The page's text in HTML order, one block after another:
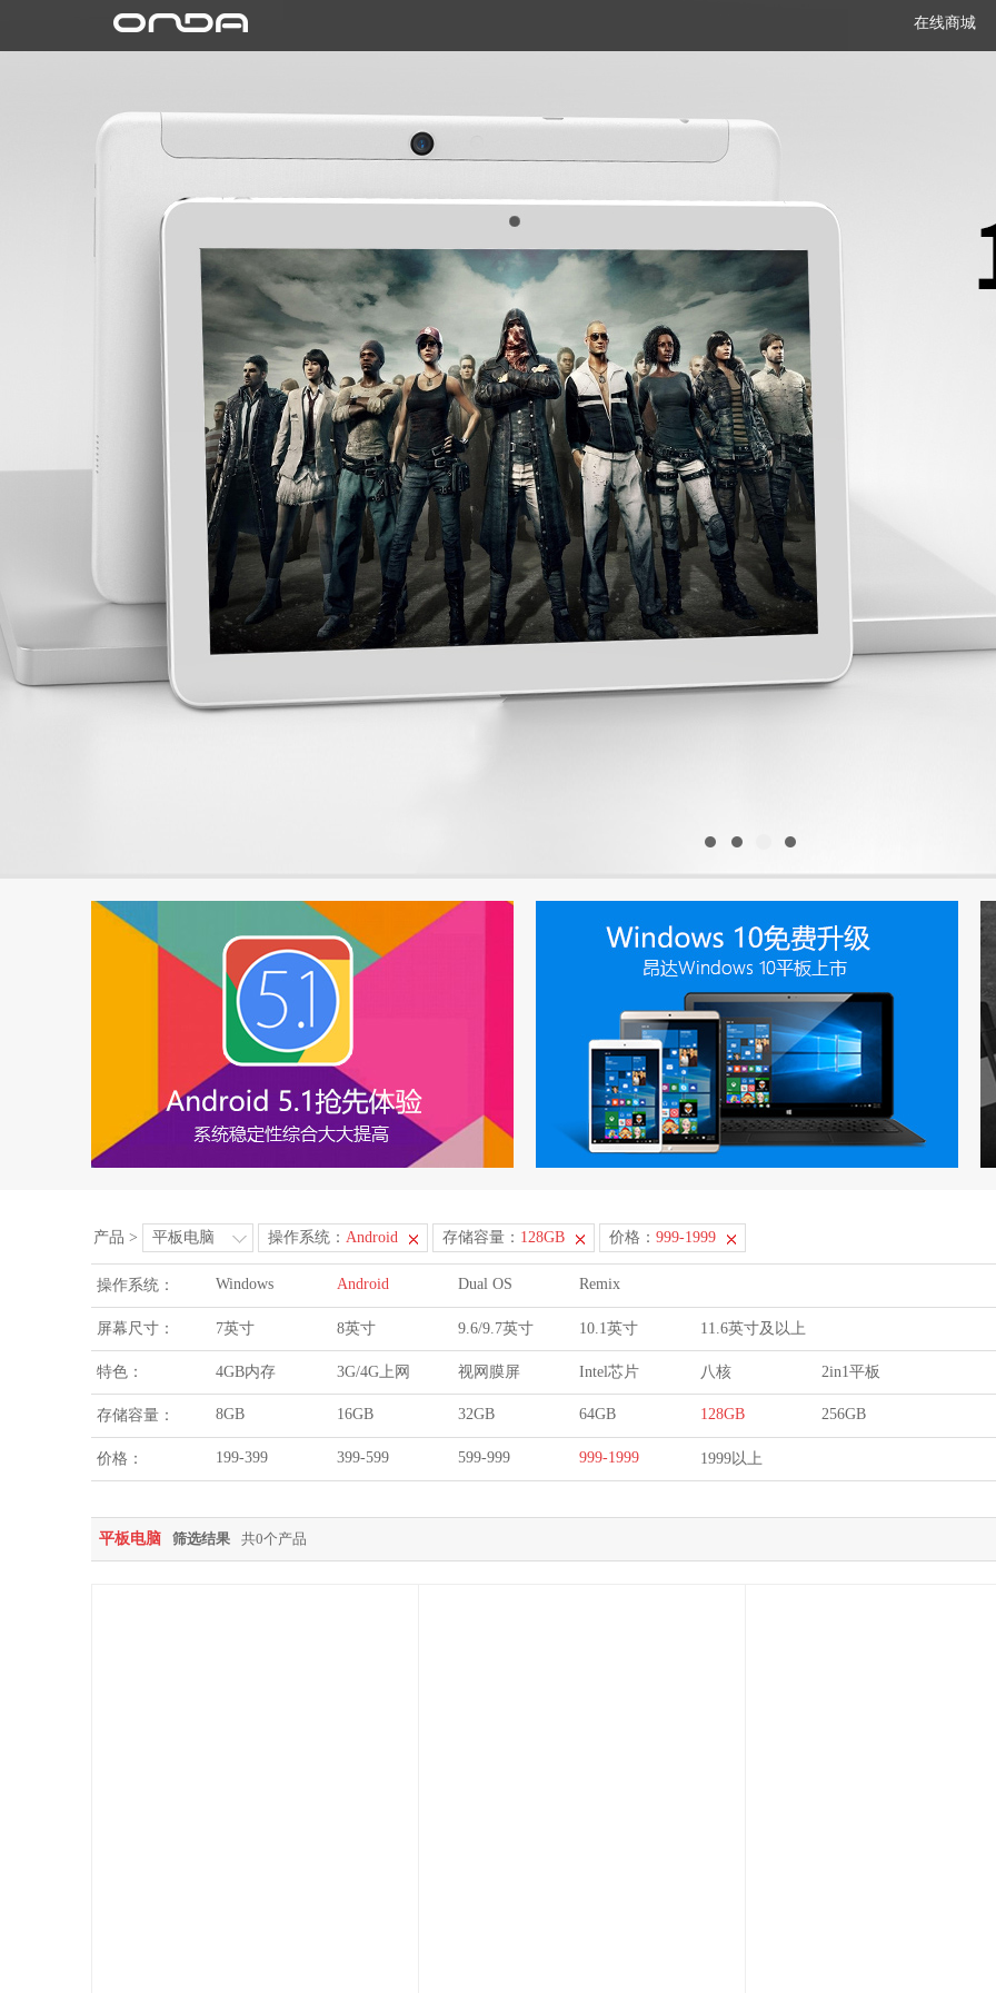
在线商城
笔记本
产品 > 平板电脑 操作系统： Android 存储容量： 128GB 价格： 999-1999
操作系统： Windows Android Dual OS Remix
屏幕尺寸： 7英寸 8英寸 9.6/9.7英寸 10.1英寸 11.6英寸及以上
特色： 4GB内存 3G/4G上网 视网膜屏 Intel芯片 八核 2in1平板
存储容量： 8GB 16GB 32GB 64GB 128GB 256GB
价格： 199-399 399-599 599-999 999-1999 1999以上
平板电脑 筛选结果 共0个产品